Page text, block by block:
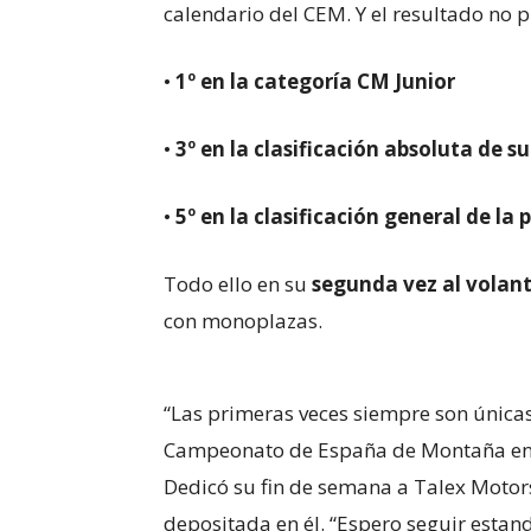
calendario del CEM. Y el resultado no
• 1º en la categoría CM Junior
• 3º en la clasificación absoluta de
• 5º en la clasificación general de la
Todo ello en su segunda vez al
con monoplazas.
“Las primeras veces siempre son
Campeonato de España de Montaña
Dedicó su fin de semana a Talex
depositada en él. “Espero seguir